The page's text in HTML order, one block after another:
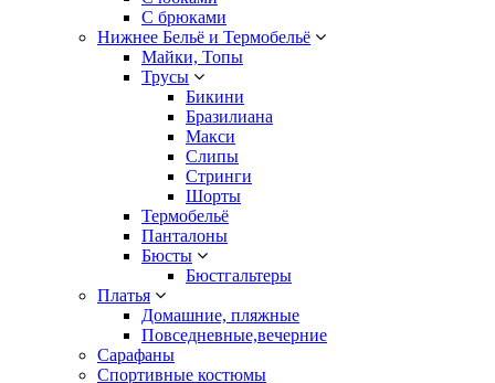
С брюками
Нижнее Бельё и Термобельё
Майки, Топы
Трусы
Бикини
Бразилиана
Макси
Слипы
Стринги
Шорты
Термобельё
Панталоны
Бюсты
Бюстгальтеры
Платья
Домашние, пляжные
Повседневные,вечерние
Сарафаны
Спортивные костюмы